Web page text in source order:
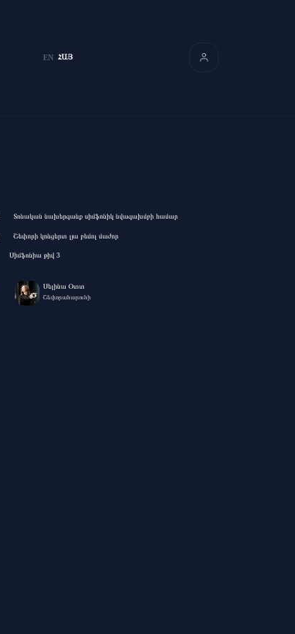
EN ՀԱՅ
Տոնական նախերգանք սիմֆոնիկ նվագախմբի համար
Շեփորի կոնցերտ լյա բեմոլ մաժոր
Սիմֆոնիա թիվ 3
Սելինա Օտտ
Շեփորահարուհի